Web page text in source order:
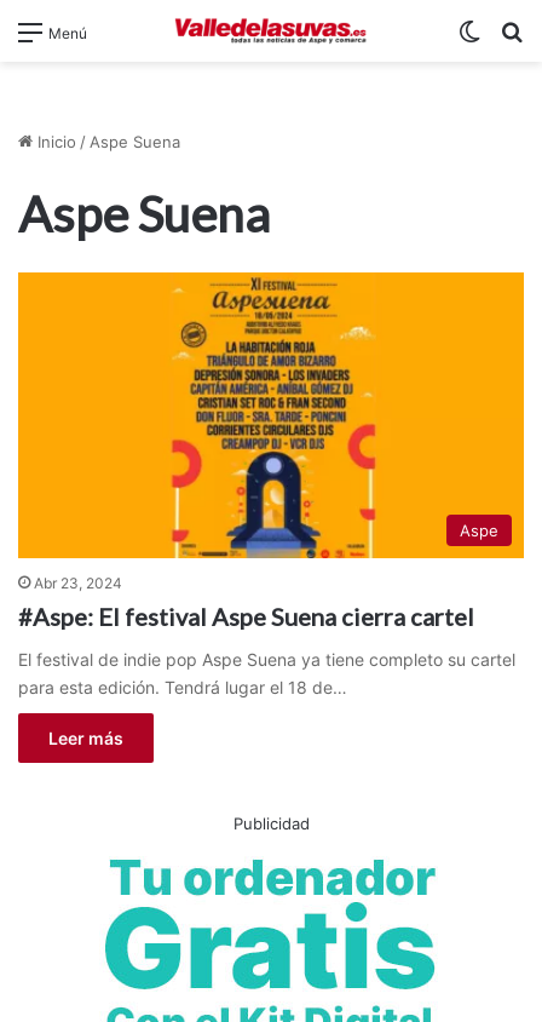
Menú
Inicio / Aspe Suena
Aspe Suena
Aspe
Abr 23, 2024
#Aspe: El festival Aspe Suena cierra cartel
El festival de indie pop Aspe Suena ya tiene completo su cartel
para esta edición. Tendrá lugar el 18 de…
Leer más
Publicidad